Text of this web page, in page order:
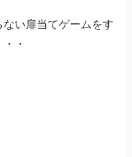
い扉当てゲームをす
・